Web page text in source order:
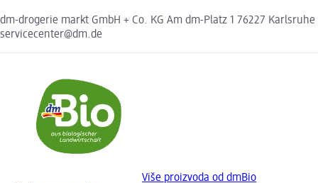
dm-drogerie markt GmbH + Co. KG Am dm-Platz 1 76227 Karlsruhe
servicecenter@dm.de
Više proizvoda od dmBio